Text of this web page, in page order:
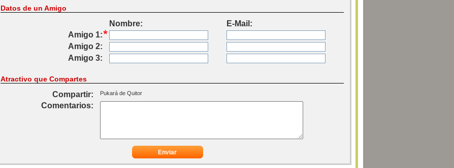
Datos de un Amigo
Nombre:
E-Mail:
Amigo 1:
Amigo 2:
Amigo 3:
Atractivo que Compartes
Compartir: Pukará de Quitor
Comentarios:
Enviar